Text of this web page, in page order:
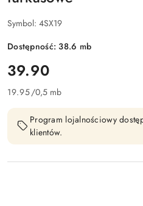
Symbol: 4SX19
Dostępność:38.6 mb
cena:
39.90
19.95/0,5 mb
Program lojalnościowy
klientów.